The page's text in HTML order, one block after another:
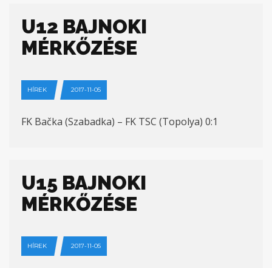
U12 BAJNOKI
MÉRKŐZÉSE
HÍREK 2017-11-05
FK Bačka (Szabadka) – FK TSC (Topolya) 0:1
U15 BAJNOKI
MÉRKŐZÉSE
HÍREK 2017-11-05